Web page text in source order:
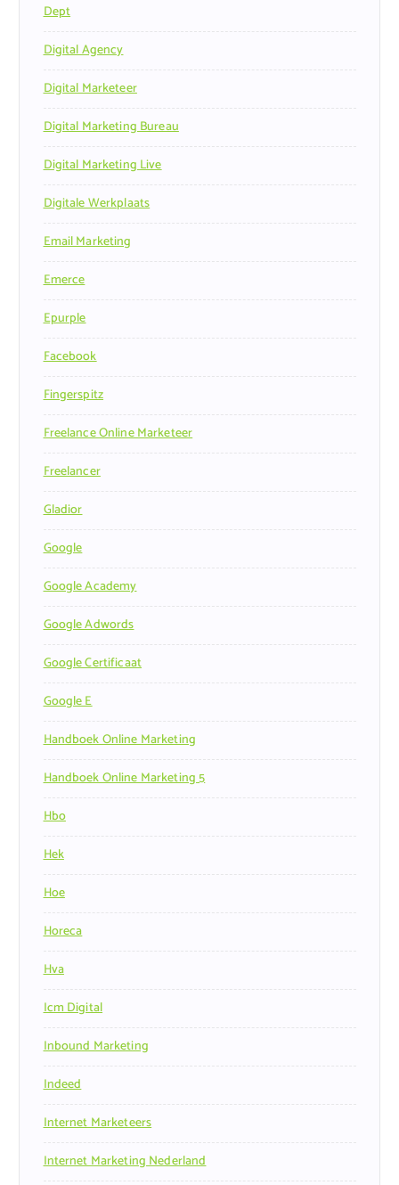
Dept
Digital Agency
Digital Marketeer
Digital Marketing Bureau
Digital Marketing Live
Digitale Werkplaats
Email Marketing
Emerce
Epurple
Facebook
Fingerspitz
Freelance Online Marketeer
Freelancer
Gladior
Google
Google Academy
Google Adwords
Google Certificaat
Google E
Handboek Online Marketing
Handboek Online Marketing 5
Hbo
Hek
Hoe
Horeca
Hva
Icm Digital
Inbound Marketing
Indeed
Internet Marketeers
Internet Marketing Nederland